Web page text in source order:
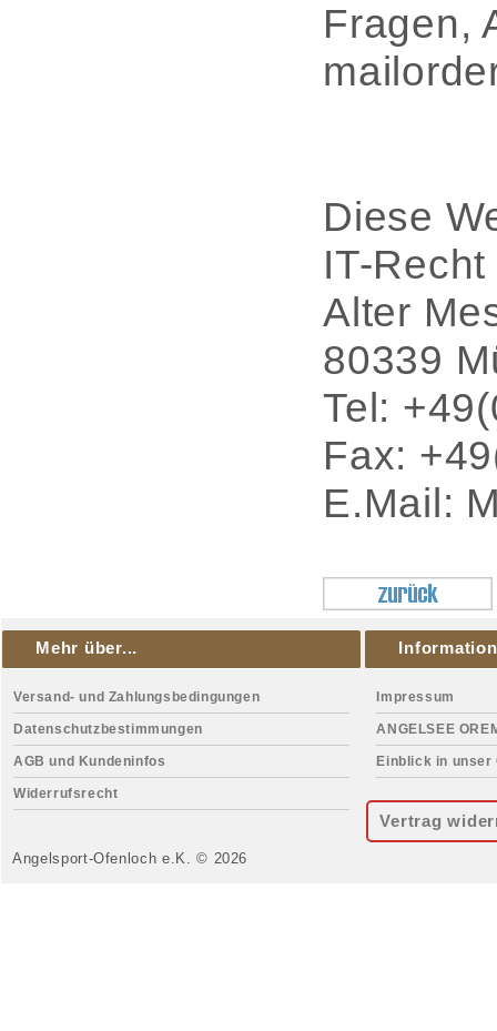
Fragen,
Diese
IT-
Alter
80339
Tel:
Fax:
E.Mail:
Mehr über...
Versand- und Zahlungsbedingungen
Datenschutzbestimmungen
AGB und Kundeninfos
Widerrufsrecht
Impressum
ANGELSEE
Einblick in unser
Vertrag
Angelsport-Ofenloch e.K. © 2026